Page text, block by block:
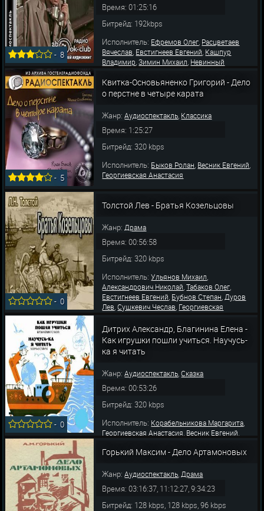
-8
Время: 01:25:16
Битрейд: 192kbps
Исполнитель: Ефремов Олег, Расцветаев
Вячеслав, Евстигнеев Евгений, Кашпур
Владимир,Зимин Михаил, Невинный
Леонид,Георгиевская Анастасия,Калягин
Александр, Ханаева Евгения,Щербаков Пётр
- 5
Квитка-Основьяненко Григорий - Дело
о перстне в четыре карата
Жанр:Аудиоспектакль, Классика
Время: 1:25:27
Битрейд: 320 kbps
Исполнитель: Быков Ролан, Весник Евгений,
Георгиевская Анастасия
-0
Толстой Лев - Братья Козельцовы
Жанр:Драма
Время: 00:56:58
Битрейд: 320 kbps
Исполнитель:Ульянов Михаил,
Александрович Николай,Табаков Олег,
Евстигнеев Евгений, Бубнов Степан,Дуров
Лев,Сушкевич Чеслав, Георгиевская
Владимир,Николаев Карл,Погоржельский
Михаил,Кваша Игорь, Папанов Анатолий,
Никулин Вале
-0
Дитрих Александр, Благинина Елена -
Как игрушки пошли учиться. Научусь-
ка я читать
Жанр:Аудиоспектакль ,Сказка
Время: 00:53:26
Битрейд: 320 kbps
Исполнитель: Корабельникова Маргарита
Георгиевская Анастасия Весник Евгений
Ростислав
Горький Максим - Дело Артамоновых
Жанр:Аудиоспектакль,Драма
Время: 03:16:37, 11:12:27, 9:34:23
Битрейд: 128 kbps, 128 kbps, 96 kbps